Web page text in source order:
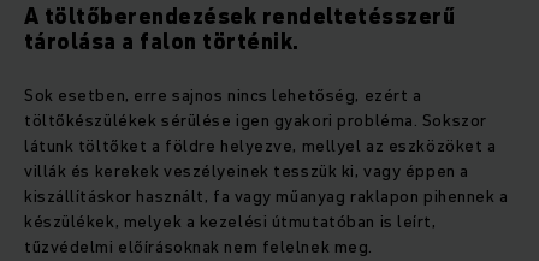
A töltőberendezések rendeltetésszerű
tárolása a falon történik.
Sok esetben, erre sajnos nincs lehetőség, ezért a
töltőkészülékek sérülése igen gyakori probléma. Sokszor
látunk töltőket a földre helyezve, mellyel az eszközöket a
villák és kerekek veszélyeinek tesszük ki, vagy éppen a
kiszállításkor használt, fa vagy műanyag raklapon pihennek a
készülékek, melyek a kezelési útmutatóban is leírt,
tűzvédelmi előírásoknak nem felelnek meg.